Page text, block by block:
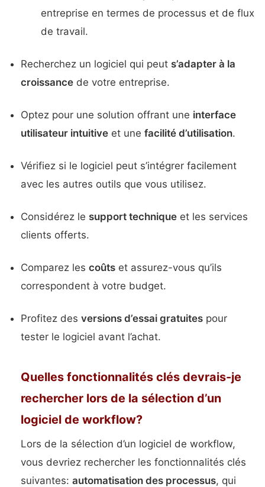
entreprise en termes de processus et de flux
de travail.
Recherchez un logiciel qui peut s’adapter à la
croissance de votre entreprise.
Optez pour une solution offrant une interface
utilisateur intuitive et une facilité d’utilisation.
Vérifiez si le logiciel peut s’intégrer facilement
avec les autres outils que vous utilisez.
Considérez le support technique et les services
clients offerts.
Comparez les coûts et assurez-vous qu’ils
correspondent à votre budget.
Profitez des versions d’essai gratuites pour
tester le logiciel avant l’achat.
Quelles fonctionnalités clés devrais-je
rechercher lors de la sélection d’un
logiciel de workflow?
Lors de la sélection d’un logiciel de workflow,
vous devriez rechercher les fonctionnalités clés
suivantes: automatisation des processus, qui